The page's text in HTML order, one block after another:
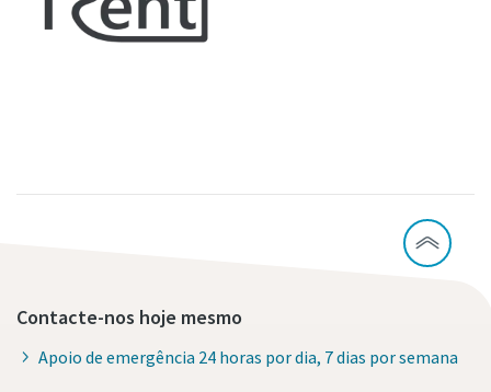
Contacte-nos hoje mesmo
Apoio de emergência 24 horas por dia, 7 dias por semana